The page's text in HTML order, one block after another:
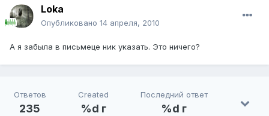
Loka
Опубликовано 14 апреля, 2010
А я забыла в письмеце ник указать. Это ничего?
Ответов
235
Created
%d г
Последний ответ
%d г